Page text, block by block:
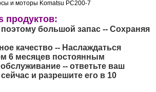
продуктов:
поэтому большой запас -- Сохраняя
качество -- Наслаждаться
6 месяцев постоянным
-- ответьте ваш
и разрешите его в 10